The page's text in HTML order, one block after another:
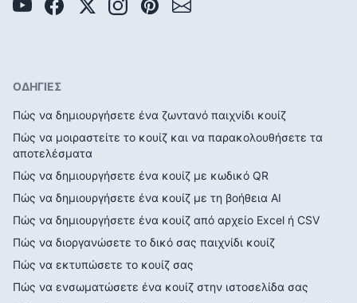
ΟΔΗΓΙΕΣ
Πώς να δημιουργήσετε ένα ζωντανό παιχνίδι κουίζ
Πώς να μοιραστείτε το κουίζ και να παρακολουθήσετε τα
αποτελέσματα
Πώς να δημιουργήσετε ένα κουίζ με κωδικό QR
Πώς να δημιουργήσετε ένα κουίζ με τη βοήθεια AI
Πώς να δημιουργήσετε ένα κουίζ από αρχείο Excel ή CSV
Πώς να διοργανώσετε το δικό σας παιχνίδι κουίζ
Πώς να εκτυπώσετε το κουίζ σας
Πώς να ενσωματώσετε ένα κουίζ στην ιστοσελίδα σας